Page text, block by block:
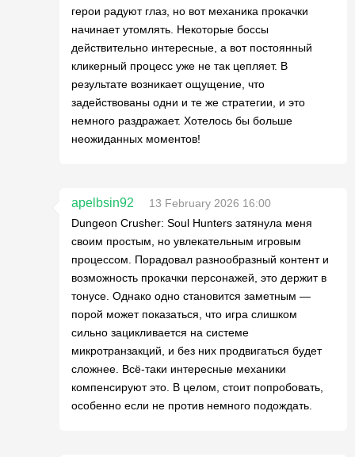
герои радуют глаз, но вот механика прокачки
начинает утомлять. Некоторые боссы
действительно интересные, а вот постоянный
кликерный процесс уже не так цепляет. В
результате возникает ощущение, что
задействованы одни и те же стратегии, и это
немного раздражает. Хотелось бы больше
неожиданных моментов!
apelbsin92
13 February 2026 16:00
Dungeon Crusher: Soul Hunters затянула меня
своим простым, но увлекательным игровым
процессом. Порадовал разнообразный контент и
возможность прокачки персонажей, это держит в
тонусе. Однако одно становится заметным —
порой может показаться, что игра слишком
сильно зацикливается на системе
микротранзакций, и без них продвигаться будет
сложнее. Всё-таки интересные механики
компенсируют это. В целом, стоит попробовать,
особенно если не против немного подождать.